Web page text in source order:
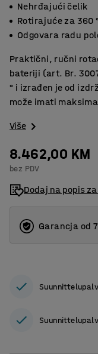
Nehrđajući čelik
Rotirajuće za 360
Odgovara radu
Praktični, ručni
bateriji (art. Br.
° i izrađen je od
može imati
Više
8.462,00 KM
bez PDV
Dodaj na popis
Garancja od